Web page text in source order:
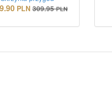
PLN 309.95 PLN